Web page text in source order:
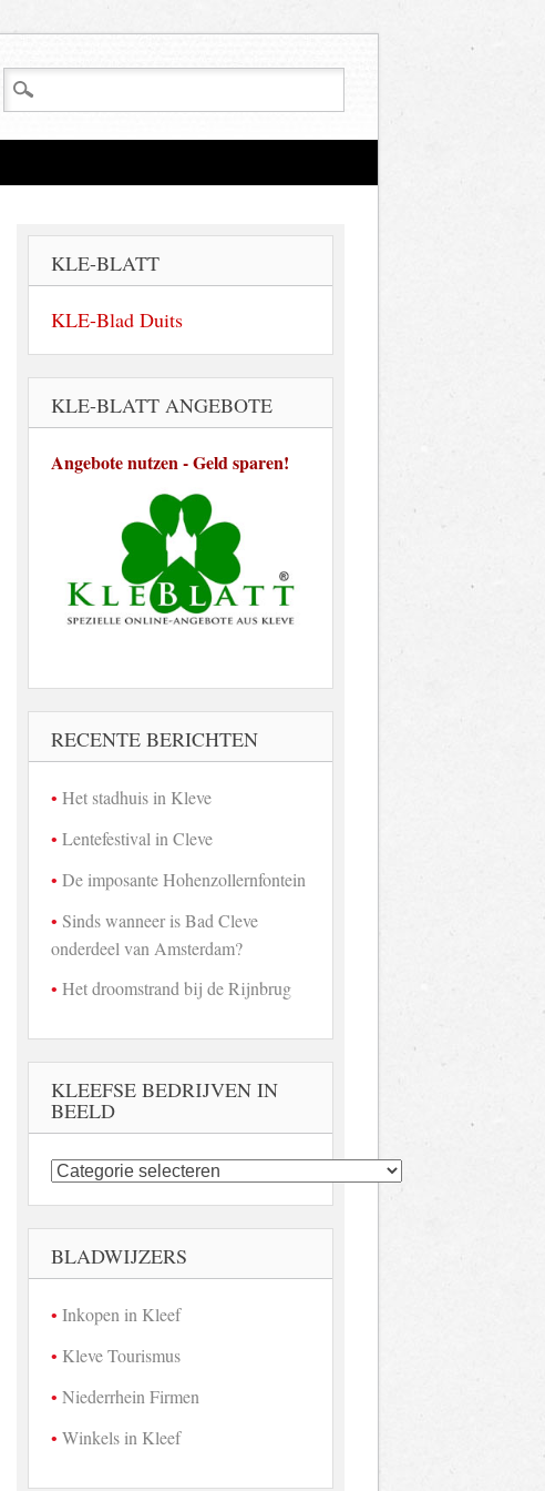
KLE-BLATT
KLE-Blad Duits
KLE-BLATT ANGEBOTE
Angebote nutzen - Geld sparen!
RECENTE BERICHTEN
Het stadhuis in Kleve
Lentefestival in Cleve
De imposante Hohenzollernfontein
Sinds wanneer is Bad Cleve
onderdeel van Amsterdam?
Het droomstrand bij de Rijnbrug
KLEEFSE BEDRIJVEN IN
BEELD
Kleefse
bedrijven
beeld
BLADWIJZERS
Inkopen in Kleef
Kleve Tourismus
Niederrhein Firmen
Winkels in Kleef